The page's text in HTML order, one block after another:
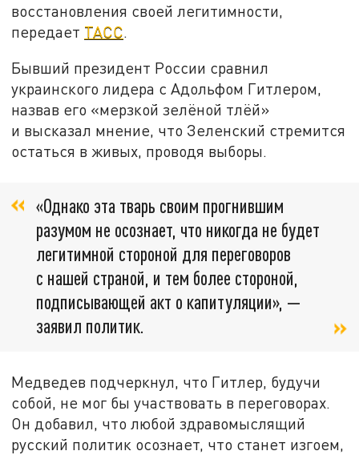
восстановления своей легитимности,
передает ТАСС.
Бывший президент России сравнил
украинского лидера с Адольфом Гитлером,
назвав его «мерзкой зелёной тлёй»
и высказал мнение, что Зеленский стремится
остаться в живых, проводя выборы.
«Однако эта тварь своим прогнившим
разумом не осознает, что никогда не будет
легитимной стороной для переговоров
с нашей страной, и тем более стороной,
подписывающей акт о капитуляции», —
заявил политик.
Медведев подчеркнул, что Гитлер, будучи
собой, не мог бы участвовать в переговорах.
Он добавил, что любой здравомыслящий
русский политик осознает, что станет изгоем,